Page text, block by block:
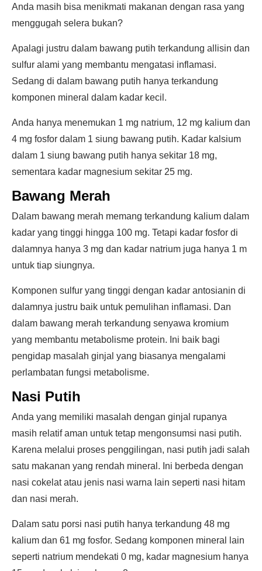
Anda masih bisa menikmati makanan dengan rasa yang
menggugah selera bukan?
Apalagi justru dalam bawang putih terkandung allisin dan
sulfur alami yang membantu mengatasi inflamasi.
Sedang di dalam bawang putih hanya terkandung
komponen mineral dalam kadar kecil.
Anda hanya menemukan 1 mg natrium, 12 mg kalium dan
4 mg fosfor dalam 1 siung bawang putih. Kadar kalsium
dalam 1 siung bawang putih hanya sekitar 18 mg,
sementara kadar magnesium sekitar 25 mg.
Bawang Merah
Dalam bawang merah memang terkandung kalium dalam
kadar yang tinggi hingga 100 mg. Tetapi kadar fosfor di
dalamnya hanya 3 mg dan kadar natrium juga hanya 1 m
untuk tiap siungnya.
Komponen sulfur yang tinggi dengan kadar antosianin di
dalamnya justru baik untuk pemulihan inflamasi. Dan
dalam bawang merah terkandung senyawa kromium
yang membantu metabolisme protein. Ini baik bagi
pengidap masalah ginjal yang biasanya mengalami
perlambatan fungsi metabolisme.
Nasi Putih
Anda yang memiliki masalah dengan ginjal rupanya
masih relatif aman untuk tetap mengonsumsi nasi putih.
Karena melalui proses penggilingan, nasi putih jadi salah
satu makanan yang rendah mineral. Ini berbeda dengan
nasi cokelat atau jenis nasi warna lain seperti nasi hitam
dan nasi merah.
Dalam satu porsi nasi putih hanya terkandung 48 mg
kalium dan 61 mg fosfor. Sedang komponen mineral lain
seperti natrium mendekati 0 mg, kadar magnesium hanya